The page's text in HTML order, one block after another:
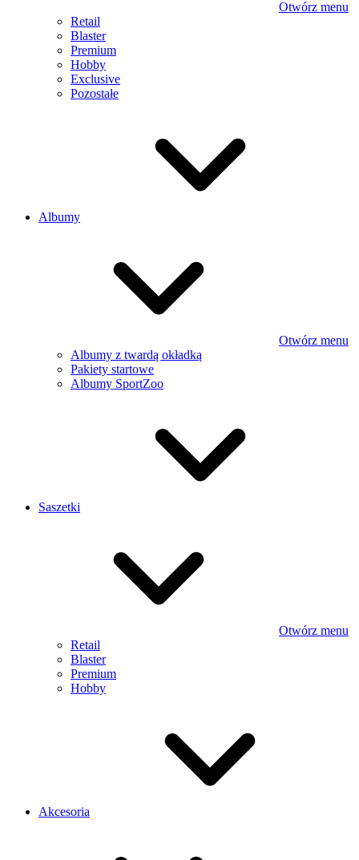
Otwórz menu
Retail
Blaster
Premium
Hobby
Exclusive
Pozostałe
Albumy
Otwórz menu
Albumy z twardą okładką
Pakiety startowe
Albumy SportZoo
Saszetki
Otwórz menu
Retail
Blaster
Premium
Hobby
Akcesoria